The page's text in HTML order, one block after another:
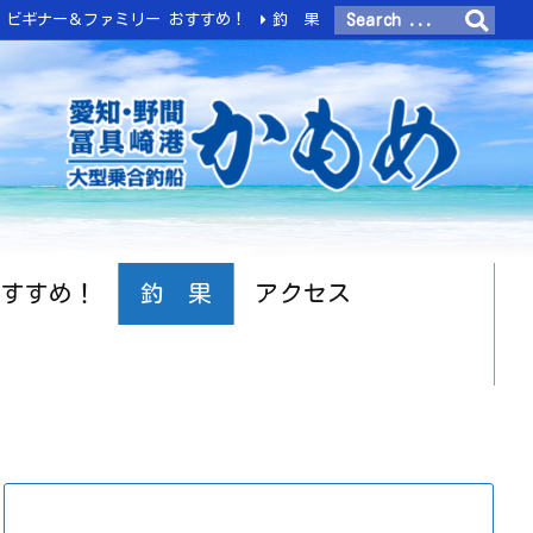
すめ！ 釣 果 アクセス
ビギナー＆ファミリー おすすめ！ 釣 果